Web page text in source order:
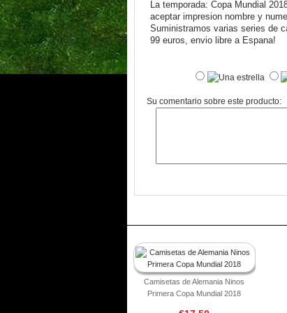
La temporada: Copa Mundial
aceptar impresion nombre y
Suministramos varias series de
99 euros, envio libre a Espana!
Su comentario sobre este producto:
Camisetas de Alemania Ninos
Primera Copa Mundial 2018